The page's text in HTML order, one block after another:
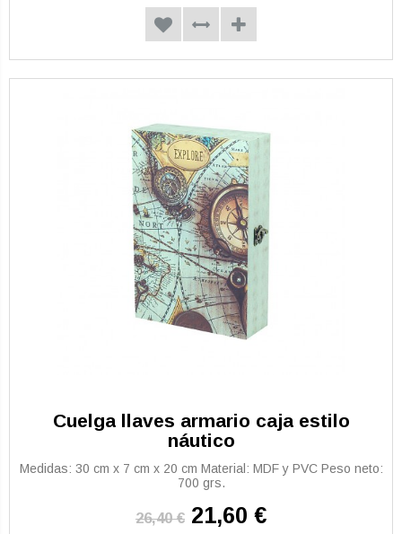
Cuelga llaves armario caja estilo
náutico
Medidas: 30 cm x 7 cm x 20 cm Material: MDF y PVC Peso neto:
700 grs.
26,40 € 21,60 €